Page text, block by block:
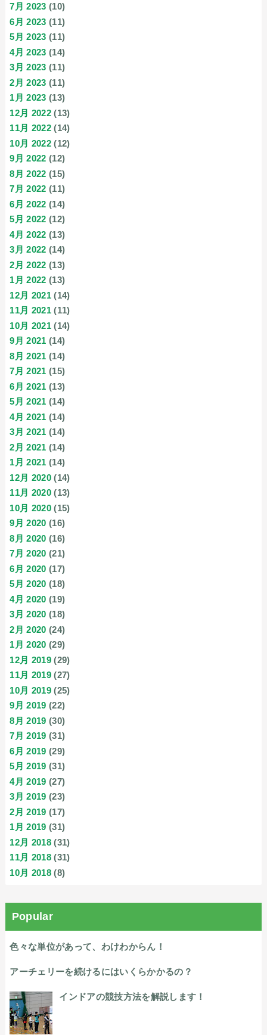
7月 2023 (10)
6月 2023 (11)
5月 2023 (11)
4月 2023 (14)
3月 2023 (11)
2月 2023 (11)
1月 2023 (13)
12月 2022 (13)
11月 2022 (14)
10月 2022 (12)
9月 2022 (12)
8月 2022 (15)
7月 2022 (11)
6月 2022 (14)
5月 2022 (12)
4月 2022 (13)
3月 2022 (14)
2月 2022 (13)
1月 2022 (13)
12月 2021 (14)
11月 2021 (11)
10月 2021 (14)
9月 2021 (14)
8月 2021 (14)
7月 2021 (15)
6月 2021 (13)
5月 2021 (14)
4月 2021 (14)
3月 2021 (14)
2月 2021 (14)
1月 2021 (14)
12月 2020 (14)
11月 2020 (13)
10月 2020 (15)
9月 2020 (16)
8月 2020 (16)
7月 2020 (21)
6月 2020 (17)
5月 2020 (18)
4月 2020 (19)
3月 2020 (18)
2月 2020 (24)
1月 2020 (29)
12月 2019 (29)
11月 2019 (27)
10月 2019 (25)
9月 2019 (22)
8月 2019 (30)
7月 2019 (31)
6月 2019 (29)
5月 2019 (31)
4月 2019 (27)
3月 2019 (23)
2月 2019 (17)
1月 2019 (31)
12月 2018 (31)
11月 2018 (31)
10月 2018 (8)
Popular
色々な単位があって、わけわからん！
アーチェリーを続けるにはいくらかかるの？
インドアの競技方法を解説します！